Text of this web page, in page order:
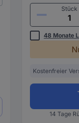
Stück
48 Monate
Kostenfreier
14 Tage